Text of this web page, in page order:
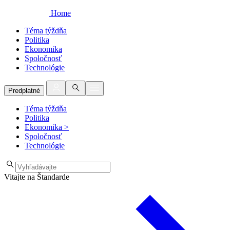
Home
Téma týždňa
Politika
Ekonomika
Spoločnosť
Technológie
Predplatné
Téma týždňa
Politika
Ekonomika >
Spoločnosť
Technológie
Vitajte na Štandarde